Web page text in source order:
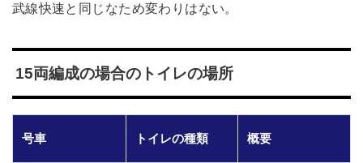
武線快速と同じなため変わりはない。
15両編成の場合のトイレの場所
号車 トイレの種類 概要